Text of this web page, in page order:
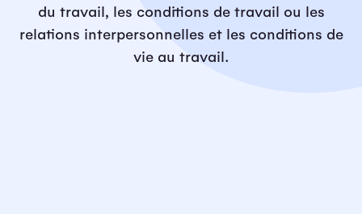
du travail, les conditions de travail ou les
relations interpersonnelles et les conditions de
vie au travail.